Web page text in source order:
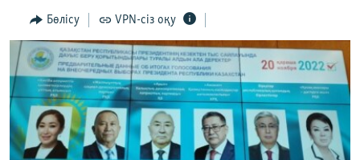
АРНАЙЫ ЖОБАЛАР
Русский
ЖАЗЫЛЫҢЫЗ
Бөлісу VPN-сіз оқу